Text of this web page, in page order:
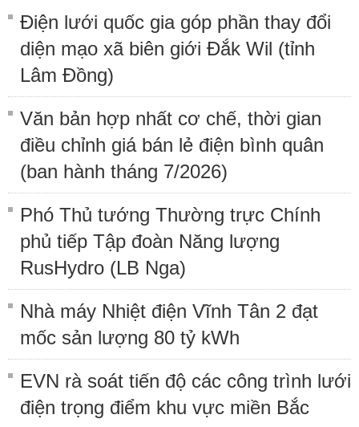
Điện lưới quốc gia góp phần thay đổi
diện mạo xã biên giới Đắk Wil (tỉnh
Lâm Đồng)
Văn bản hợp nhất cơ chế, thời gian
điều chỉnh giá bán lẻ điện bình quân
(ban hành tháng 7/2026)
Phó Thủ tướng Thường trực Chính
phủ tiếp Tập đoàn Năng lượng
RusHydro (LB Nga)
Nhà máy Nhiệt điện Vĩnh Tân 2 đạt
mốc sản lượng 80 tỷ kWh
EVN rà soát tiến độ các công trình lưới
điện trọng điểm khu vực miền Bắc